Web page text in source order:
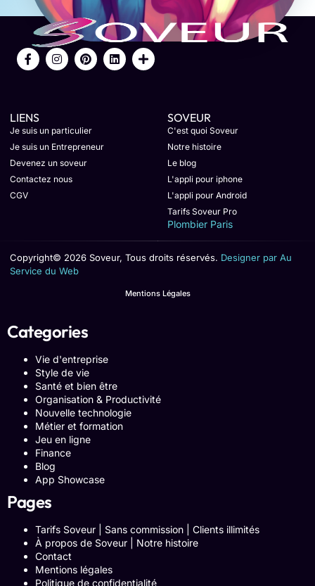
LIENS
Je suis un particulier
Je suis un Entrepreneur
Devenez un soveur
Contactez nous
CGV
SOVEUR
C'est quoi Soveur
Notre histoire
Le blog
L'appli pour iphone
L'appli pour Android
Tarifs Soveur Pro
Plombier Paris
Copyright© 2026 Soveur, Tous droits réservés. Designer par Au
Service du Web
Mentions Légales
Categories
Vie d'entreprise
Style de vie
Santé et bien être
Organisation & Productivité
Nouvelle technologie
Métier et formation
Jeu en ligne
Finance
Blog
App Showcase
Pages
Tarifs Soveur | Sans commission | Clients illimités
À propos de Soveur | Notre histoire
Contact
Mentions légales
Politique de confidentialité